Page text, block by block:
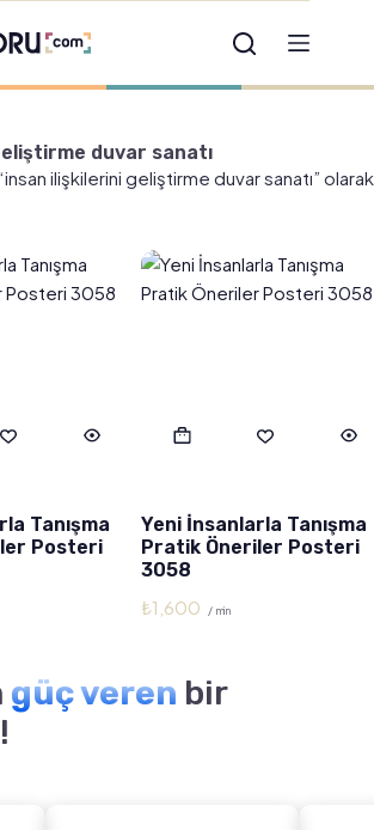
duvar sanatı
ilişkilerini geliştirme duvar sanatı” olarak
Tanışma
Posteri
Yeni İnsanlarla Tanışma
Pratik Öneriler Posteri
3058
₺1,600 / min
güç veren bir